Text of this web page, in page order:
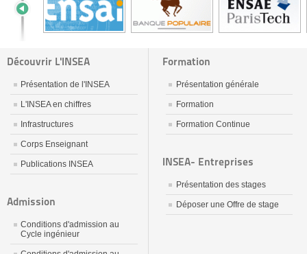
Découvrir L'INSEA
Présentation de l'INSEA
L'INSEA en chiffres
Infrastructures
Corps Enseignant
Publications INSEA
Admission
Conditions d'admission au
Cycle ingénieur
Formation
Présentation générale
Formation
Formation Continue
INSEA- Entreprises
Présentation des stages
Déposer une Offre de stage